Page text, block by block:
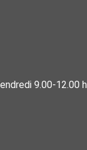
9.00-12.00 h